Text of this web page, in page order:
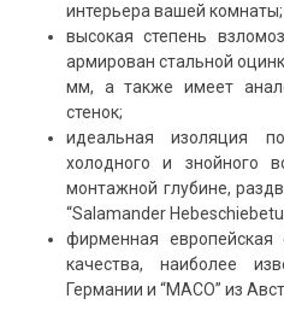
интерьера вашей комнаты;
высокая степень
армирован стальной
мм, а также имеет
стенок;
идеальная изоляция
холодного и знойного
монтажной глубине,
“Salamander
фирменная европейская
качества, наиболее
Германии и “МАСО” из